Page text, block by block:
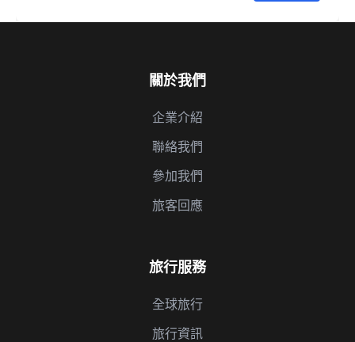
關於我們
企業介紹
聯絡我們
參加我們
旅客回應
旅行服務
全球旅行
旅行資訊